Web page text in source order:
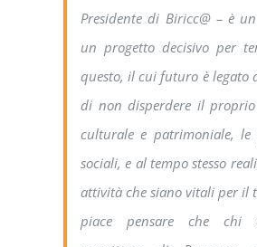
Presidente di Biricc@ – è
un progetto decisivo per
questo, il cui futuro è legato
di non disperdere il
culturale e patrimoniale,
sociali, e al tempo stesso
attività che siano vitali per il
piace pensare che chi